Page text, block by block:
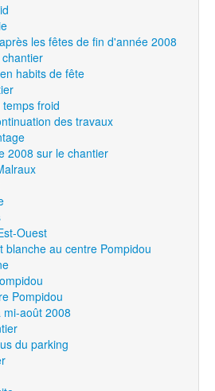
les fêtes de fin d'année 2008
habits de fête
froid
des travaux
2008 sur le chantier
Ouest
blanche au centre Pompidou
Pompidou
mi-août 2008
du parking